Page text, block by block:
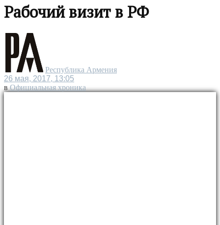
Рабочий визит в РФ
Республика Армения
26 мая, 2017, 13:05
в Официальная хроника